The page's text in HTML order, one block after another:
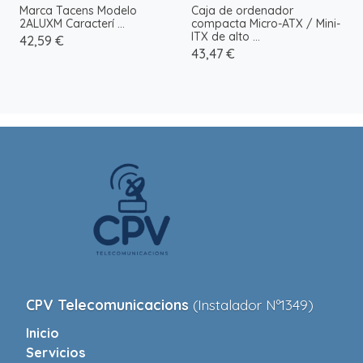
Marca Tacens Modelo
2ALUXM Caracterí ...
42,59 €
Caja de ordenador
compacta Micro-ATX / Mini-
ITX de alto ...
43,47 €
CPV Telecomunicacions (Instalador Nº1349)
Inicio
Servicios